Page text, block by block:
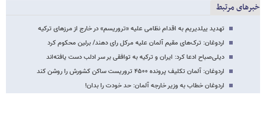
خبرهای مرتبط
تهدید ییلدیریم به اقدام نظامی علیه «تروریسم» در خارج از مرزهای ترکیه
اردوغان: ترک‌های مقیم آلمان علیه مرکل رای دهند/ برلین محکوم کرد
دیلی‌صباح ادعا کرد: ایران و ترکیه به توافقی بر سر ادلب دست یافته‌اند
اردوغان: آلمان تکلیف پرونده ۴۵۰۰ تروریست ساکن کشورش را روشن کند
اردوغان خطاب به وزیر خارجه آلمان: حد خودت را بدان!